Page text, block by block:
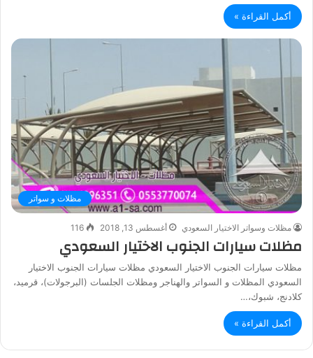
أكمل القراءة »
مظلات و سواتر
مظلات وسواتر الاختيار السعودي أغسطس 13, 2018 116
مظلات سيارات الجنوب الاختيار السعودي
مظلات سيارات الجنوب الاختيار السعودي مظلات سيارات الجنوب الاختيار
السعودي المظلات و السواتر والهناجر ومظلات الجلسات (البرجولات)، قرميد،
كلادنج، شبوك،…
أكمل القراءة »